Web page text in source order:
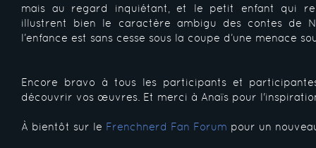
mais au regard inquiétant, et le petit enfant qui
illustrent bien le caractère ambigu des contes de
l’enfance est sans cesse sous la coupe d’une menace
Encore bravo à tous les participants et
découvrir vos œuvres. Et merci à Anaïs pour
À bientôt sur le Frenchnerd Fan Forum pour un